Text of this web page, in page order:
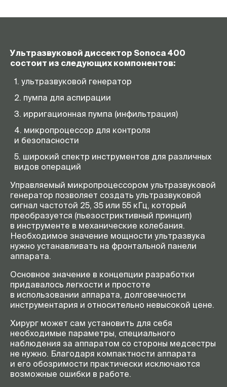
Ультразвуковой диссектор Sonoca 400
состоит из следующих компонентов:
ультразвуковой генератор
пумпа для аспирации
ирригационная пумпа (инфильтрация)
микропроцессор для контроля
и безопасности
широкий спектр инструментов для различных
видов операций
Управляемый микропроцессором ультразвуковой
генератор позволяет создать ультразвуковой
сигнал частотой 25, 35 или 55 кГц, который
преобразуется (пьезостриктивный принцип)
в инструменте в механические колебания.
Необходимое значение мощности ультразвука
нужно устанавливать на фронтальной панели
аппарата.
Основное значение в концепции разработки
придавалось легкости и простоте
в использовании аппарата, долговечности
инструментария и относительно невысокой цене.
Хирург может сам установить для себя
необходимые параметры, специального
наблюдения за аппаратом со стороны медсестры
не нужно. Благодаря компактности аппарата
и его обозримости практически исключаются
возможные ошибки в работе.